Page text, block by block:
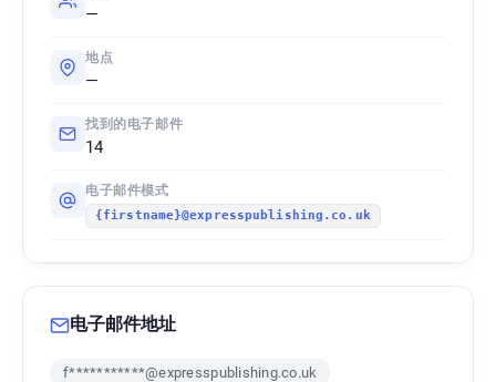
—
地点
—
找到的电子邮件
14
电子邮件模式
{firstname}@expresspublishing.co.uk
电子邮件地址
f***********@expresspublishing.co.uk